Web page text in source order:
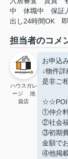
中
休職中 保証
出し24時間OK
担当者のコメ
ハウスガレ
ージ 池
袋店
お申込
↓物件
是非ご
①仲介
②社会
③初期
金額で
④他掲